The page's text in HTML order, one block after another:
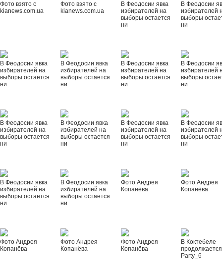
Фото взято с
kianews.com.ua
Фото взято с
kianews.com.ua
В Феодосии явка
избирателей на
выборы остается
ни
В Феодосии
избирателей
выборы
ни
В Феодосии явка
избирателей на
выборы остается
ни
В Феодосии явка
избирателей на
выборы остается
ни
В Феодосии явка
избирателей на
выборы остается
ни
В Феодосии
избирателей
выборы
ни
В Феодосии явка
избирателей на
выборы остается
ни
В Феодосии явка
избирателей на
выборы остается
ни
В Феодосии явка
избирателей на
выборы остается
ни
В Феодосии
избирателей
выборы
ни
В Феодосии явка
избирателей на
выборы остается
ни
В Феодосии явка
избирателей на
выборы остается
ни
Фото Андрея
Копанёва
Фото Андрея
Копанёва
Фото Андрея
Копанёва
Фото Андрея
Копанёва
Фото Андрея
Копанёва
В Коктебеле
Party_6